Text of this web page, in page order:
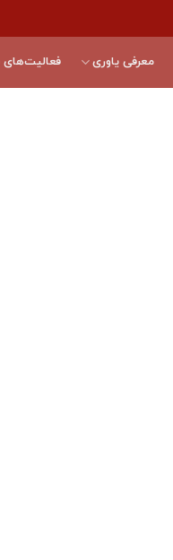
معرفی یاوری فعالیت‌های